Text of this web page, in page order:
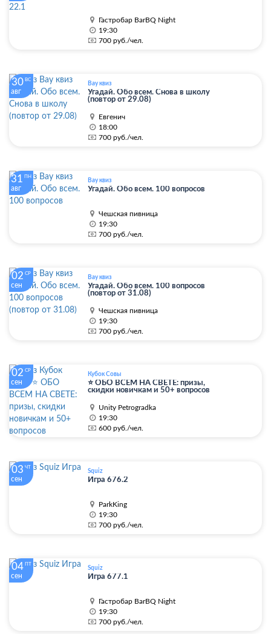
Гастробар BarBQ Night
19:30
700 руб./чел.
30 ВС
авг
Вау квиз
Угадай. Обо всем. Снова в школу
(повтор от 29.08)
Евгенич
18:00
700 руб./чел.
31 ПН
авг
Вау квиз
Угадай. Обо всем. 100 вопросов
Чешская пивница
19:30
700 руб./чел.
02 СР
сен
Вау квиз
Угадай. Обо всем. 100 вопросов
(повтор от 31.08)
Чешская пивница
19:30
700 руб./чел.
02 СР
сен
Кубок Совы
⭐ ОБО ВСЕМ НА СВЕТЕ: призы,
скидки новичкам и 50+ вопросов
Unity Petrogradka
19:30
600 руб./чел.
03 ЧТ
сен
Squiz
Игра 676.2
ParkKing
19:30
700 руб./чел.
04
сен
Squiz
Игра 677.1
Гастробар BarBQ Night
19:30
700 руб./чел.